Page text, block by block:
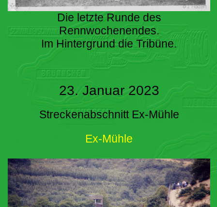
Die letzte Runde des
Rennwochenendes.
Im Hintergrund die Tribüne.
23. Januar 2023
Streckenabschnitt Ex-Mühle
Ex-Mühle